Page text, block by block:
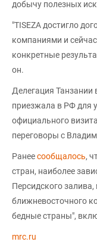
добычу полезных
"TISEZA достигло
компаниями и
конкретные
он.
Делегация Танзании
приезжала в РФ для
официального
переговоры с
Ранеесообщалось,
стран, наиболее
Персидского
ближневосточного
бедные страны",
mrc.ru